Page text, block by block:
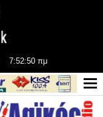
7:52:52 πμ